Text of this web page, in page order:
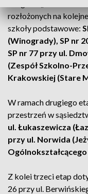
rozłożonych na
szkoły podstawowe:
(Winogrady), SP nr
SP nr 77 przy ul.
(Zespół Szkolno-
Krakowskiej (Stare
W ramach drugiego
przestrzeń w
ul. Łukaszewicza
przy ul. Norwida
Z kolei trzeci etap
26 przy ul.